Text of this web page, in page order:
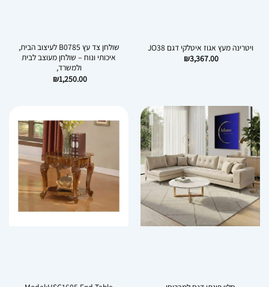
ויטרינה מעץ אגוז איטלקי דגם JO38
₪3,367.00
שולחן צד עץ B0785 לעיצוב הבית,
איכותי ונוח – שולחן מעוצב לבית
ולמשרד,
₪1,250.00